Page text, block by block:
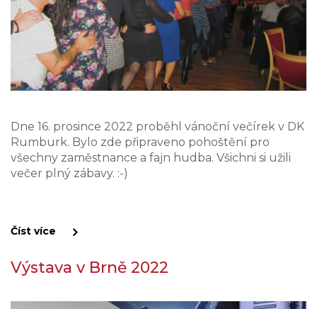
Dne 16. prosince 2022 proběhl vánoční večírek v DK
Rumburk. Bylo zde připraveno pohoštění pro
všechny zaměstnance a fajn hudba. Všichni si užili
večer plný zábavy. :-)
Číst více
Výstava v Brně 2022